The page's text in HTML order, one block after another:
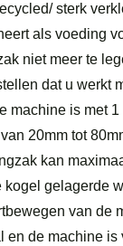
sterk
als voeding
niet meer te
dat u werkt
machine is met
20mm tot
kan
kogel gelagerde
van de
en de machine is